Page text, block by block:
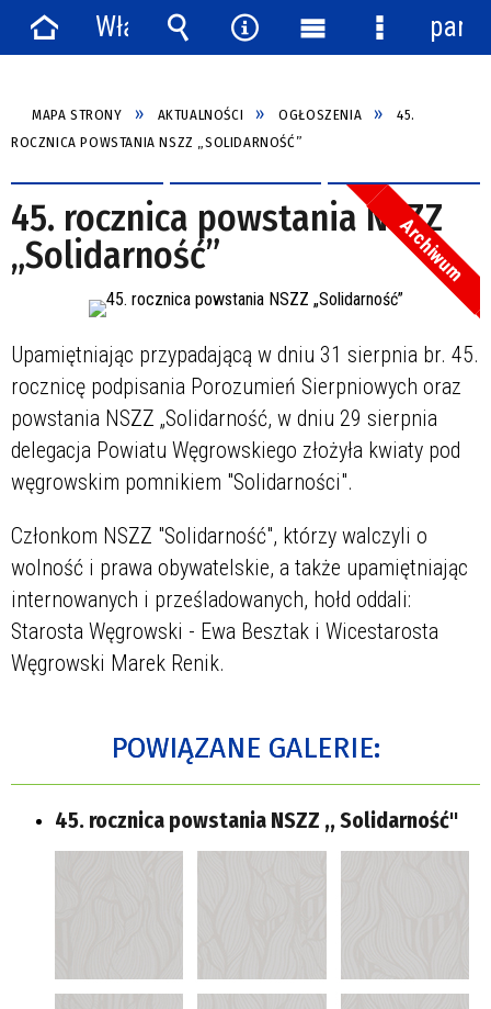
MAPA STRONY AKTUALNOŚCI OGŁOSZENIA
45.
ROCZNICA POWSTANIA NSZZ „SOLIDARNOŚĆ”
45. rocznica powstania NSZZ
„Solidarność”
Archiwum
Upamiętniając przypadającą w dniu 31 sierpnia br. 45.
rocznicę podpisania Porozumień Sierpniowych oraz
powstania NSZZ „Solidarność, w dniu 29 sierpnia
delegacja Powiatu Węgrowskiego złożyła kwiaty pod
węgrowskim pomnikiem "Solidarności".
Członkom NSZZ "Solidarność", którzy walczyli o
wolność i prawa obywatelskie, a także upamiętniając
internowanych i prześladowanych, hołd oddali:
Starosta Węgrowski - Ewa Besztak i Wicestarosta
Węgrowski Marek Renik.
POWIĄZANE GALERIE:
45. rocznica powstania NSZZ ,, Solidarność"
Strona
Włącz
powiadomienia
Wyszukiwarka
Narzędzia
MenuMenu
panel